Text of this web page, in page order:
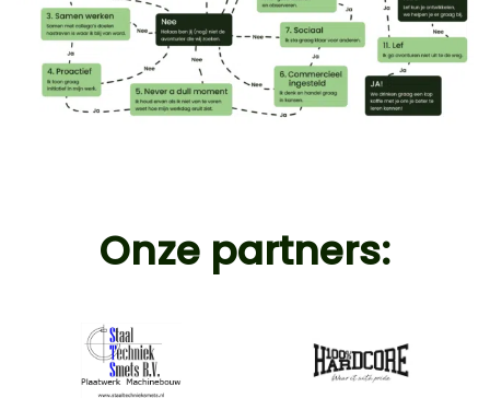
Onze partners: